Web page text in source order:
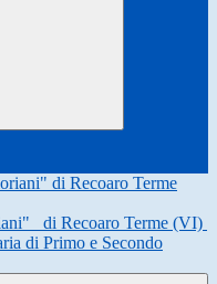
di Recoaro Terme (VI)
di Primo e Secondo